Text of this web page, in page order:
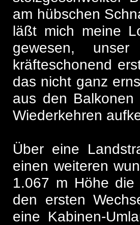
am hübschen
läßt mich meine
gewesen,
kräfteschonend
das nicht ganz
aus den
Wiederkehren
Über eine
einen weiteren
1.067 m Höhe die
den ersten
eine Kabinen-